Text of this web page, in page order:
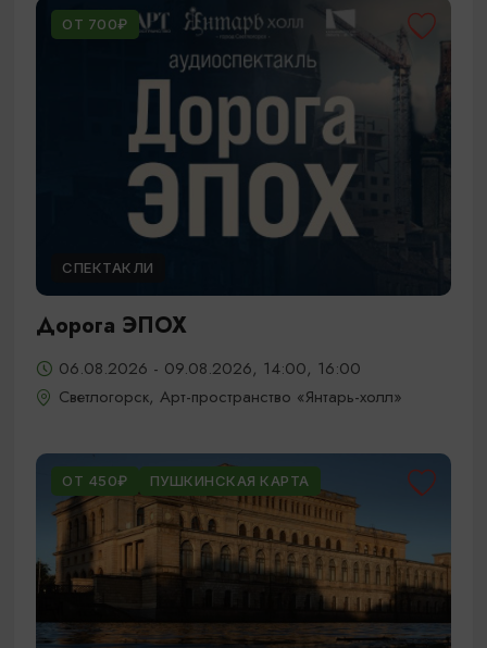
ОТ 700₽
СПЕКТАКЛИ
Дорога ЭПОХ
06.08.2026 - 09.08.2026, 14:00, 16:00
Светлогорск, Арт-пространство «Янтарь-холл»
ОТ 450₽ ПУШКИНСКАЯ КАРТА